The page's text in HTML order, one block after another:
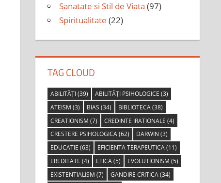
Sanatate si Stil de Viata (97)
Spiritualitate (22)
TAG CLOUD
ABILITĂȚI(39) ABILITĂȚI PSIHOLOGICE (3)
ATEISM (3) BIAS (34) BIBLIOTECA(38)
CREATIONISM (7) CREDINTE IRATIONALE (4)
CRESTERE PSIHOLOGICA(62) DARWIN (3)
EDUCATIE (63) EFICIENTA TERAPEUTICA(11)
EREDITATE (4) ETICA(5) EVOLUTIONISM (5)
EXISTENTIALISM (7) GANDIRE CRITICA(34)